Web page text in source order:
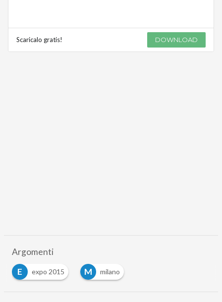
Scaricalo gratis! DOWNLOAD
Argomenti
E
expo 2015 M milano